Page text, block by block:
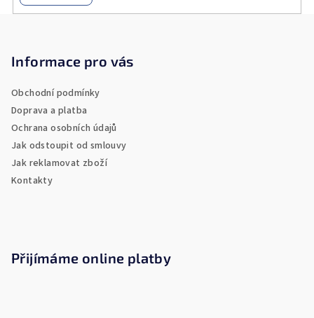
p
Informace pro vás
Obchodní podmínky
Doprava a platba
Ochrana osobních údajů
Jak odstoupit od smlouvy
Jak reklamovat zboží
Kontakty
Přijímáme online platby